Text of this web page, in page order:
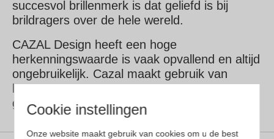
succesvol brillenmerk is dat geliefd is bij
brildragers over de hele wereld.
CAZAL Design heeft een hoge
herkenningswaarde is vaak opvallend en altijd
ongebruikelijk. Cazal maakt gebruik van
kwaliteitsmaterialen, zoals puur titanium of
goud.Cookie instellingen
Onze website maakt gebruik van cookies om u de best